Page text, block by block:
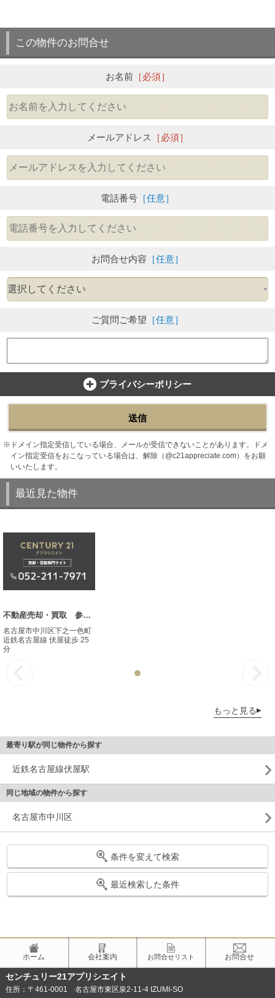
この物件のお問合せ
お名前［必須］
メールアドレス ［必須］
電話番号 ［任意］
お問合せ内容 ［任意］
ご質問ご希望 ［任意］
プライバシーポリシー
送信
ドメイン指定受信している場合、メールが受信できないことがあります。ドメ
イン指定受信をおこなっている場合は、解除（@c21appreciate.com）をお願
いいたします。
最近見た物件
不動産売却・買取 参考事例
名古屋市中川区下之一色町
近鉄名古屋線 伏屋徒歩 25
分
もっと見る
最寄り駅が同じ物件から探す
近鉄名古屋線伏屋駅
同じ地域の物件から探す
名古屋市中川区
条件を変えて検索
最近検索した条件
ホーム 会社案内 お問合せリスト お問合せ
センチュリー21アプリシエイト
住所：〒461-0001 名古屋市東区泉2-11-4 IZUMI-SO